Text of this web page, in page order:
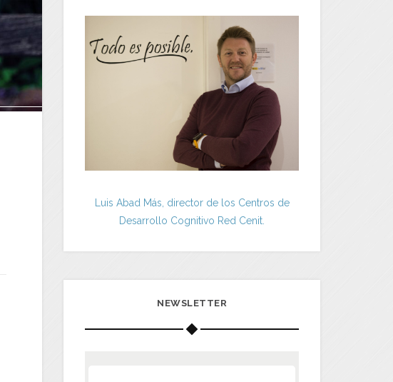
Luis Abad Más, director de los Centros de
Desarrollo Cognitivo Red Cenit.
NEWSLETTER